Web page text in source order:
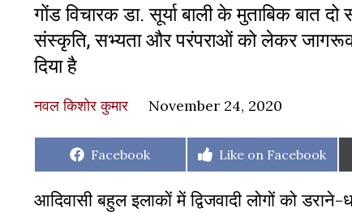
गोंड विचारक डा. सूर्या बाली के मुताबिक
संस्कृति, सभ्यता और परंपराओं को लेकर जागरूक
दिया है
नवल किशोर कुमार November 24, 2020
Share
Facebook
Share
Like on Facebook
आदिवासी बहुल इलाकों में द्विजवादी लोगों को